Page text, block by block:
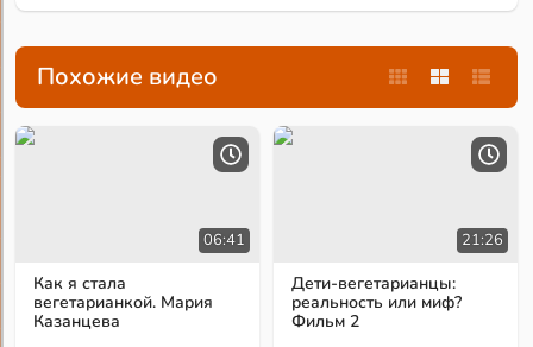
Похожие видео
06:41
Как я стала
вегетарианкой. Мария
Казанцева
21:26
Дети-вегетарианцы:
реальность или миф?
Фильм 2